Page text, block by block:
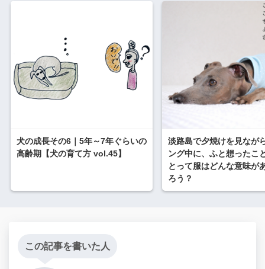
犬の成長その6｜5年～7年ぐらいの
高齢期【犬の育て方 vol.45】
淡路島で夕焼けを見なが
ング中に、ふと想ったこ
とって服はどんな意味が
ろう？
この記事を書いた人